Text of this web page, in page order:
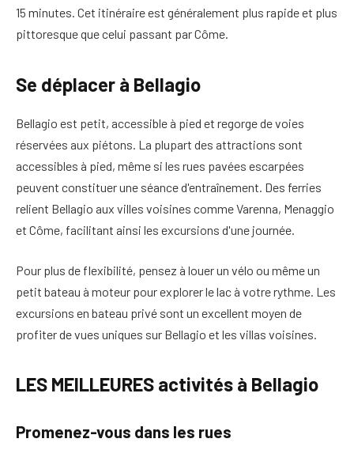
15 minutes. Cet itinéraire est généralement plus rapide et plus
pittoresque que celui passant par Côme.
Se déplacer à Bellagio
Bellagio est petit, accessible à pied et regorge de voies
réservées aux piétons. La plupart des attractions sont
accessibles à pied, même si les rues pavées escarpées
peuvent constituer une séance d'entraînement. Des ferries
relient Bellagio aux villes voisines comme Varenna, Menaggio
et Côme, facilitant ainsi les excursions d'une journée.
Pour plus de flexibilité, pensez à louer un vélo ou même un
petit bateau à moteur pour explorer le lac à votre rythme. Les
excursions en bateau privé sont un excellent moyen de
profiter de vues uniques sur Bellagio et les villas voisines.
LES MEILLEURES activités à Bellagio
Promenez-vous dans les rues